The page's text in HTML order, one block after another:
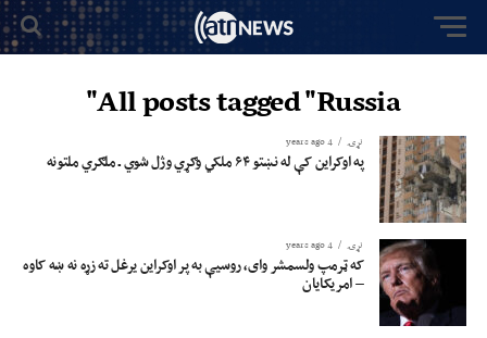
All posts tagged "Russia"
نړۍ 4 years ago
په اوکراین کې له نښتو ۶۴ ملکي وګړي وژل شوي ـ ملګري ملتونه
نړۍ 4 years ago
که ټرمپ ولسمشر وای، روسیې به پر اوکراین یرغل ته زړه نه ښه کاوه
– امریکایان